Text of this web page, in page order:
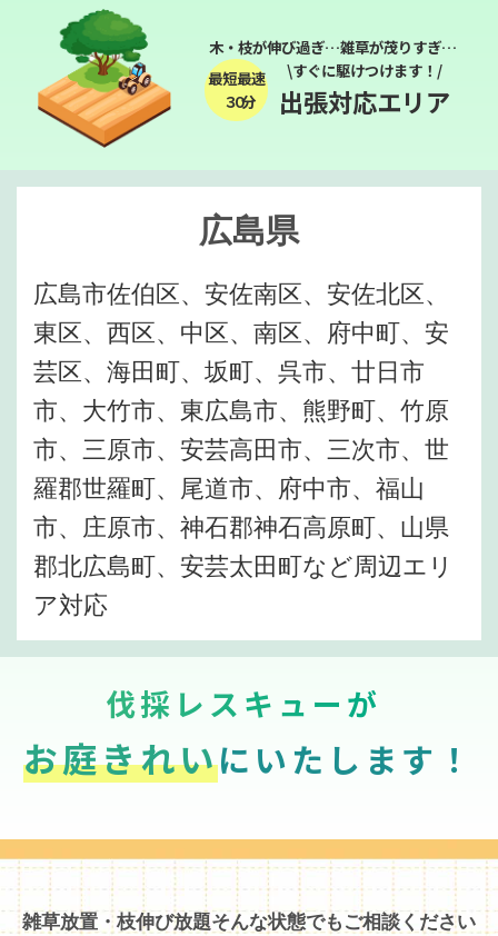
木・枝が伸び過ぎ…雑草が茂りすぎ…
最短最速
３０分
\すぐに駆けつけます！/
出張対応エリア
広島県
広島市佐伯区、安佐南区、安佐北区、
東区、西区、中区、南区、府中町、安
芸区、海田町、坂町、呉市、廿日市
市、大竹市、東広島市、熊野町、竹原
市、三原市、安芸高田市、三次市、世
羅郡世羅町、尾道市、府中市、福山
市、庄原市、神石郡神石高原町、山県
郡北広島町、安芸太田町など周辺エリ
ア対応
伐採レスキューが
お庭きれいにいたします！
雑草放置・枝伸び放題そんな状態でもご相談ください